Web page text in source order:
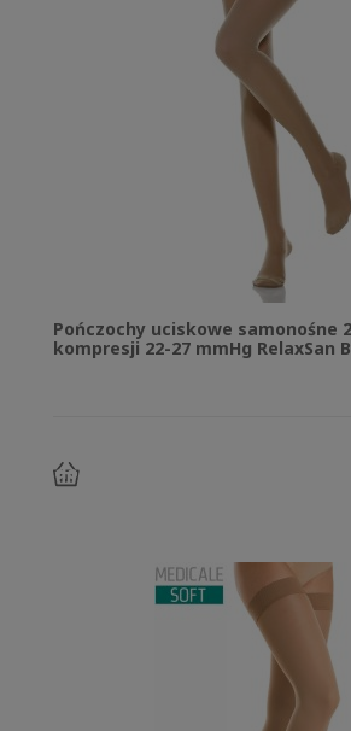
Pończochy uciskowe samonośne
kompresji 22-27 mmHg RelaxSan
do
koszyka